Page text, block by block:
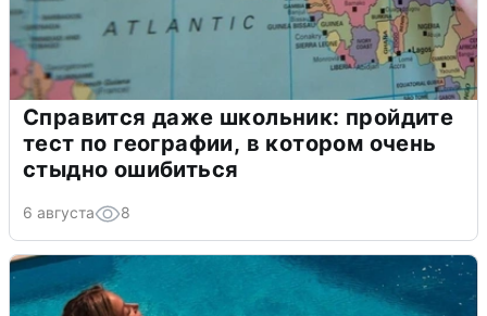
Справится даже школьник: пройдите
тест по географии, в котором очень
стыдно ошибиться
6 августа 8